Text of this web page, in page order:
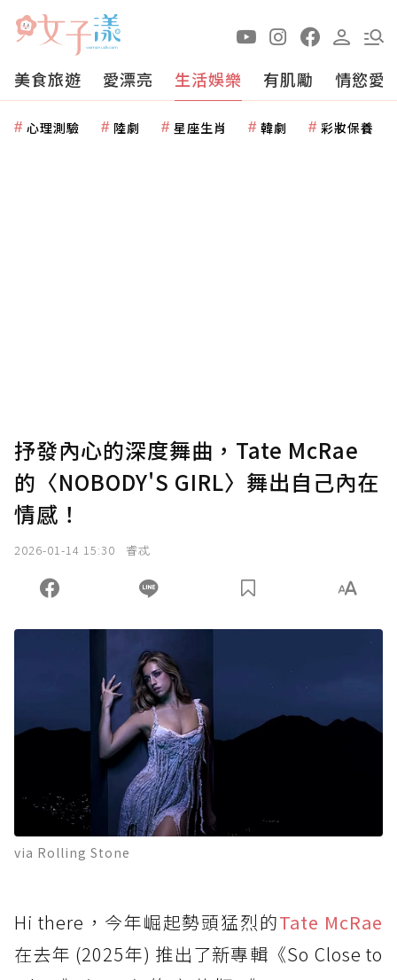
美食旅遊 愛漂亮 生活娛樂 有肌勵 情慾愛
心理測驗 陸劇 星座生肖 韓劇 彩妝保養
抒發內心的深度舞曲，Tate McRae
的〈NOBODY'S GIRL〉舞出自己內在
情感！
2026-01-14 15:30 睿忒
via Rolling Stone
Hi there，今年崛起勢頭猛烈的Tate McRae
在去年 (2025年) 推出了新專輯《So Close to